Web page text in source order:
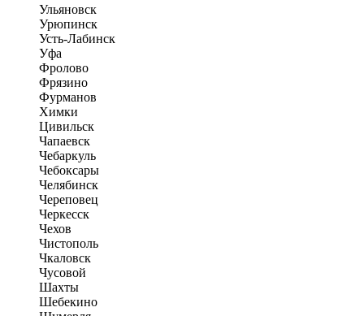
Ульяновск
Урюпинск
Усть-Лабинск
Уфа
Фролово
Фрязино
Фурманов
Химки
Цивильск
Чапаевск
Чебаркуль
Чебоксары
Челябинск
Череповец
Черкесск
Чехов
Чистополь
Чкаловск
Чусовой
Шахты
Шебекино